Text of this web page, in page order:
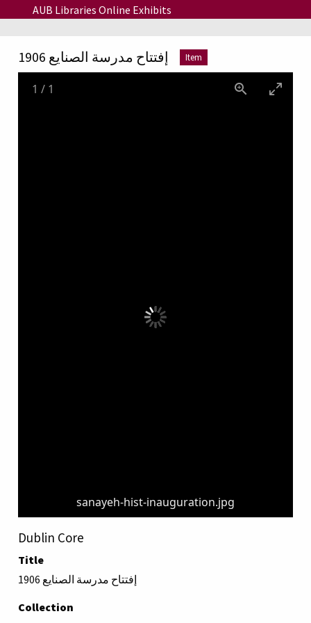
Skip to main content
AUB Libraries Online Exhibits
إفتتاح مدرسة الصنايع 1906 Item
sanayeh-hist-inauguration.jpg
1 / 1
Dublin Core
Title
إفتتاح مدرسة الصنايع 1906
Collection